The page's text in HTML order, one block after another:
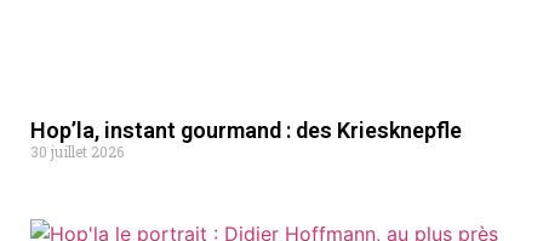
Hop’la, instant gourmand : des Kriesknepfle
30 juillet 2026